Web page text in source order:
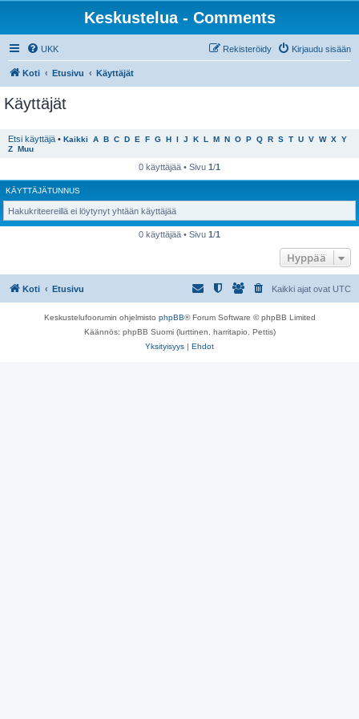
Keskustelua - Comments
UKK Kirjaudu sisään
Rekisteröidy
Koti Etusivu Käyttäjät
Käyttäjät
Etsi käyttäjä • Kaikki A B C D E F G H I J K L M N O P Q R S T U V W X Y
Z Muu
0 käyttäjää • Sivu 1/1
KÄYTTÄJÄTUNNUS
Hakukriteereillä ei löytynyt yhtään käyttäjää
0 käyttäjää • Sivu 1/1
Hyppää
Koti Etusivu Kaikki ajat ovat UTC
Keskustelufoorumin ohjelmisto phpBB® Forum Software © phpBB Limited
Käännös: phpBB Suomi (lurttinen, harritapio, Pettis)
Yksityisyys | Ehdot